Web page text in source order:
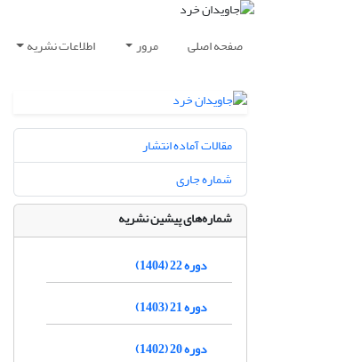
صفحه اصلی مرور اطلاعات نشریه
مقالات آماده انتشار
شماره جاری
شماره‌های پیشین نشریه
دوره 22 (1404)
دوره 21 (1403)
دوره 20 (1402)